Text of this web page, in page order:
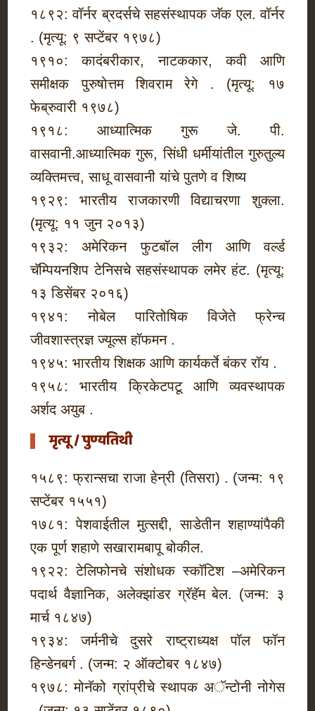
१८९२: वॉर्नर ब्रदर्सचे सहसंस्थापक जॅक एल. वॉर्नर
. (मृत्यू: ९ सप्टेंबर १९७८)
१९१०: कादंबरीकार, नाटककार, कवी आणि
समीक्षक पुरुषोत्तम शिवराम रेगे . (मृत्यू: १७
फेब्रुवारी १९७८)
१९१८: आध्यात्मिक गुरू जे. पी.
वासवानी.आध्यात्मिक गुरू, सिंधी धर्मीयांतील गुरुतुल्य
व्यक्तिमत्त्व, साधू वासवानी यांचे पुतणे व शिष्य
१९२९: भारतीय राजकारणी विद्याचरणा शुक्ला.
(मृत्यू: ११ जुन २०१३)
१९३२: अमेरिकन फुटबॉल लीग आणि वर्ल्ड
चॅम्पियनशिप टेनिसचे सहसंस्थापक लमेर हंट. (मृत्यू:
१३ डिसेंबर २०१६)
१९४१: नोबेल पारितोषिक विजेते फ्रेन्च
जीवशास्त्रज्ञ ज्यूल्स हॉफमन .
१९४५: भारतीय शिक्षक आणि कार्यकर्ते बंकर रॉय .
१९५८: भारतीय क्रिकेटपटू आणि व्यवस्थापक
अर्शद अयुब .
मृत्यू / पुण्यतिथी
१५८९: फ्रान्सचा राजा हेन्री (तिसरा) . (जन्म: १९
सप्टेंबर १५५१)
१७८१: पेशवाईतील मुत्सद्दी, साडेतीन शहाण्यांपैकी
एक पूर्ण शहाणे सखारामबापू बोकील.
१९२२: टेलिफोनचे संशोधक स्कॉटिश –अमेरिकन
पदार्थ वैज्ञानिक, अलेक्झांडर ग्रॅहॅम बेल. (जन्म: ३
मार्च १८४७)
१९३४: जर्मनीचे दुसरे राष्ट्राध्यक्ष पॉल फॉन
हिन्डेनबर्ग . (जन्म: २ ऑक्टोबर १८४७)
१९७८: मोनॅको ग्रांप्रीचे स्थापक अॅन्टोनी नोगेस